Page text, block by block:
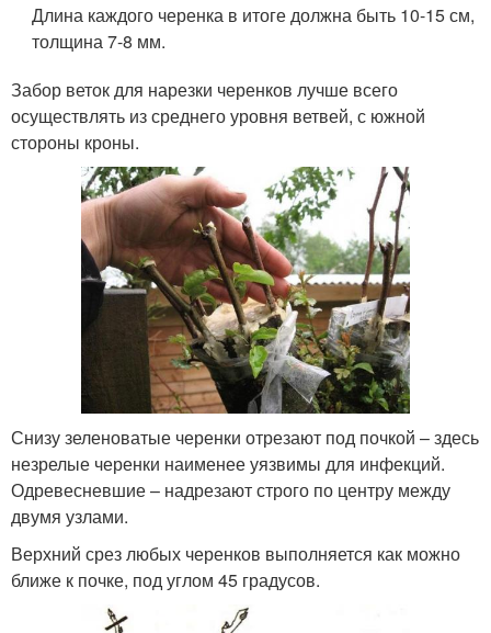
Длина каждого черенка в итоге должна быть 10-15 см,
толщина 7-8 мм.
Забор веток для нарезки черенков лучше всего
осуществлять из среднего уровня ветвей, с южной
стороны кроны.
Снизу зеленоватые черенки отрезают под почкой – здесь
незрелые черенки наименее уязвимы для инфекций.
Одревесневшие – надрезают строго по центру между
двумя узлами.
Верхний срез любых черенков выполняется как можно
ближе к почке, под углом 45 градусов.